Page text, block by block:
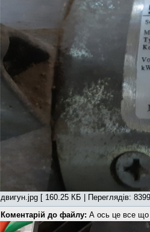
двигун.jpg [ 160.25 КБ | Переглядів:
Коментарій до файлу: А ось це все що